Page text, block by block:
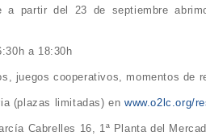
a partir del 23 de septiembre
a 18:30h
juegos cooperativos, momentos de
(plazas limitadas) enwww.o2lc.org/
Cabrelles 16, 1ª Planta del